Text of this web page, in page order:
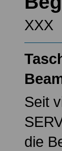
XXX
Seit
die